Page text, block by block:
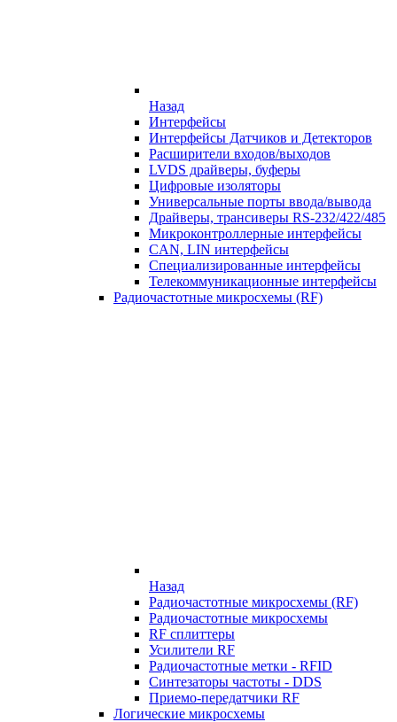
Назад
Интерфейсы
Интерфейсы Датчиков и Детекторов
Расширители входов/выходов
LVDS драйверы, буферы
Цифровые изоляторы
Универсальные порты ввода/вывода
Драйверы, трансиверы RS-232/422/485
Микроконтроллерные интерфейсы
CAN, LIN интерфейсы
Специализированные интерфейсы
Телекоммуникационные интерфейсы
Радиочастотные микросхемы (RF)
Назад
Радиочастотные микросхемы (RF)
Радиочастотные микросхемы
RF сплиттеры
Усилители RF
Радиочастотные метки - RFID
Синтезаторы частоты - DDS
Приемо-передатчики RF
Логические микросхемы